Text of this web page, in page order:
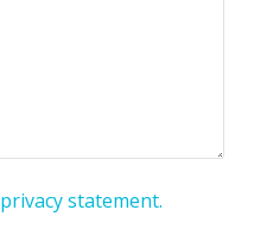
privacy statement.